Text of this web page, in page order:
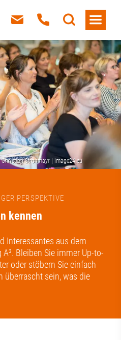
PERSPEKTIVE
kennen
Interessantes aus dem
Bleiben Sie immer Up-to-
oder stöbern Sie einfach
überrascht sein, was die